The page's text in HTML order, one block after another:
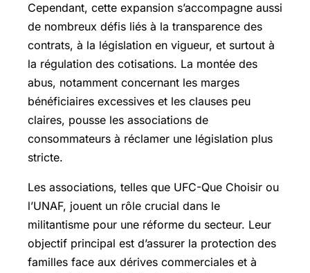
Cependant, cette expansion s’accompagne aussi
de nombreux défis liés à la transparence des
contrats, à la législation en vigueur, et surtout à
la régulation des cotisations. La montée des
abus, notamment concernant les marges
bénéficiaires excessives et les clauses peu
claires, pousse les associations de
consommateurs à réclamer une législation plus
stricte.
Les associations, telles que UFC-Que Choisir ou
l’UNAF, jouent un rôle crucial dans le
militantisme pour une réforme du secteur. Leur
objectif principal est d’assurer la protection des
familles face aux dérives commerciales et à